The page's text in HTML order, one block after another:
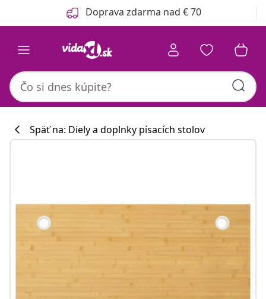
Predchádzajúce Doprava zdarma nad € 70
Späť na: Diely a doplnky písacích stolov